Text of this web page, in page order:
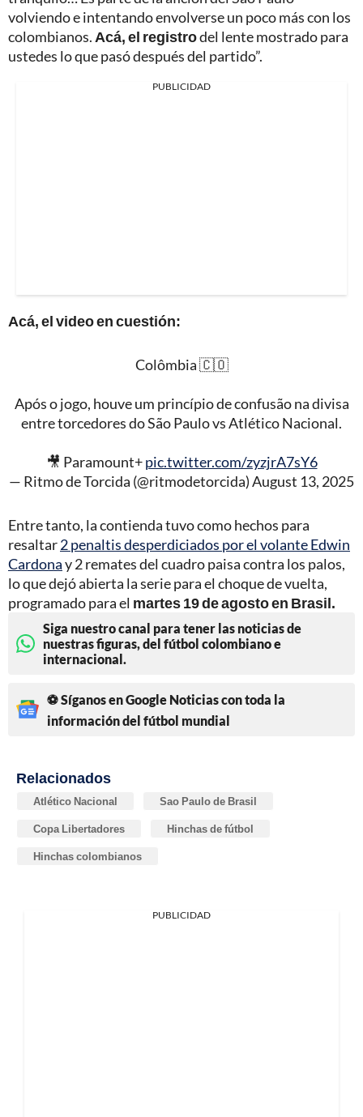
volviendo e intentando envolverse un poco más con los
colombianos. Acá, el registrodel lente mostrado para
ustedes lo que pasó después del partido”.
PUBLICIDAD
Acá, el video en cuestión:
Colômbia 🇨🇴
Após o jogo, houve um princípio de confusão na divisa
entre torcedores do São Paulo vs Atlético Nacional.
🎥 Paramount+pic.twitter.com/zyzjrA7sY6
— Ritmo de Torcida (@ritmodetorcida)August 13, 2025
Entre tanto, la contienda tuvo como hechos para
resaltar2 penaltis desperdiciados por el volante Edwin
Cardonay 2 remates del cuadro paisa contra los palos,
lo que dejó abierta la serie para el choque de vuelta,
programado para el martes 19 de agosto en Brasil.
Siga nuestro canal para tener las noticias de
nuestras figuras, del fútbol colombiano e
internacional.
⚽ Síganos en Google Noticias con toda la
información del fútbol mundial
Relacionados
Atlético Nacional Sao Paulo de Brasil
Copa Libertadores Hinchas de fútbol
Hinchas colombianos
PUBLICIDAD